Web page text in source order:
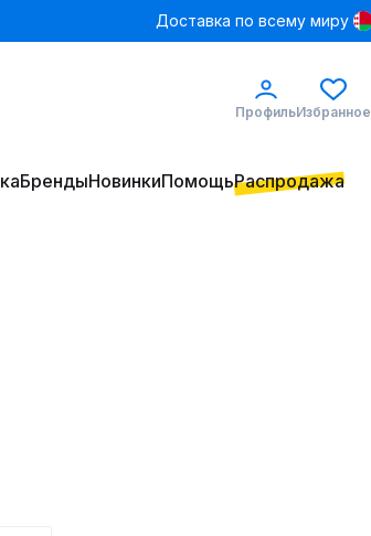
Доставка по всему миру
ПрофильИзбранное
БрендыНовинкиПомощьРаспродажа